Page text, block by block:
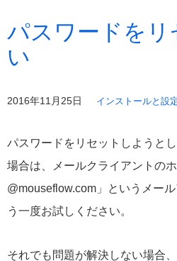
パスワードをリ
い
2016年11月25日 インストールと設
パスワードをリセットしようと
場合は、メールクライアントの
@mouseflow.com」というメー
う一度お試しください。
それでも問題が解決しない場合